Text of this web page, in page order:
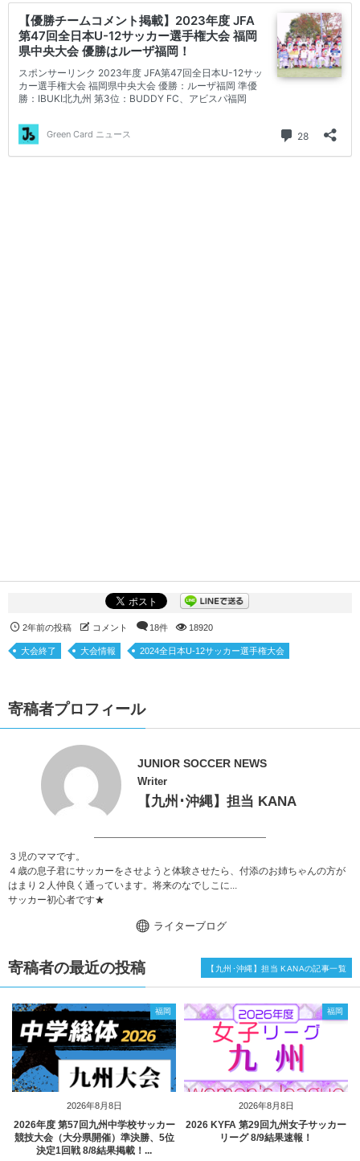
2年前の投稿 コメント 18件 18920
大会終了 大会情報 2024全日本U-12サッカー選手権大会
寄稿者プロフィール
JUNIOR SOCCER NEWS
Writer
【九州･沖縄】担当 KANA
３児のママです。
４歳の息子君にサッカーをさせようと体験させたら、付添のお姉ちゃんの方が
はまり２人仲良く通っています。将来のなでしこに...
サッカー初心者です★
ライターブログ
寄稿者の最近の投稿
2026年8月8日
福岡
2026年度 第57回九州中学校サッカー
競技大会（大分県開催）準決勝、5位
決定1回戦 8/8結果掲載！...
2026年8月8日
福岡
2026 KYFA 第29回九州女子サッカー
リーグ 8/9結果速報！
【九州･沖縄】担当 KANAの記事一覧